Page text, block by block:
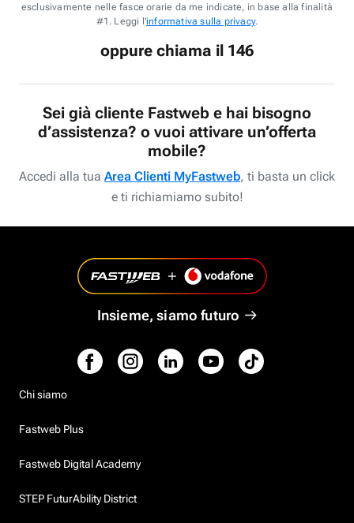
esclusivamente nelle fasce orarie da me indicate, in base alla finalità
#1. Leggi l'informativa sulla privacy.
oppure chiama il 146
Sei già cliente Fastweb e hai bisogno
d’assistenza? o vuoi attivare un’offerta
mobile?
Accedi alla tua Area Clienti MyFastweb, ti basta un click
e ti richiamiamo subito!
Insieme, siamo futuro
Chi siamo
Fastweb Plus
Fastweb Digital Academy
STEP FuturAbility District